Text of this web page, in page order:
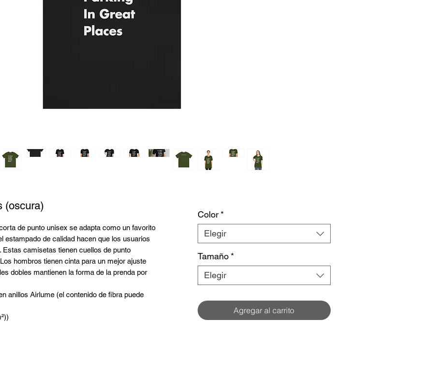
(oscura)
de punto unisex se adapta como un favorito
estampado de calidad hacen que los usuarios
camisetas tienen cuellos de punto
hombros tienen cinta para un mejor ajuste
dobles mantienen la forma de la prenda por
anillos Airlume (el contenido de fibra puede
Color *
Elegir
Tamaño *
Elegir
Agregar al carrito